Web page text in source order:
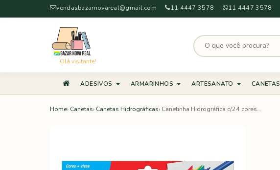
vendasbazarnovareal@gmail.com 11 4447 3578 11 4447 3578
Olá visitante!
ADESIVOS ARMARINHOS ARTESANATO CANETAS
Home› Canetas› Canetas Hidrográficas› Canetinha Hidrográfica c/24 cores...